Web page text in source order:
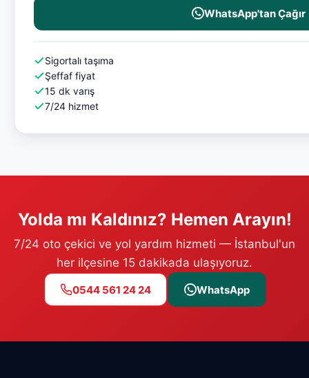
WhatsApp'tan Çağır
Sigortalı taşıma
Şeffaf fiyat
15 dk varış
7/24 hizmet
Yolda mı Kaldınız? Hemen Arayın!
7/24 oto çekici ve yol yardım hizmeti — İstanbul'un
her ilçesine 15 dakikada ulaşıyoruz.
0544 561 24 24 WhatsApp